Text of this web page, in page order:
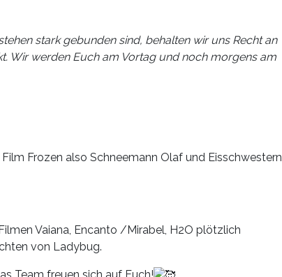
stark gebunden sind, behalten wir uns Recht an
Wir werden Euch am Vortag und noch morgens am
Frozen also Schneemann Olaf und Eisschwestern
Vaiana, Encanto /Mirabel, H2O plötzlich
von Ladybug.